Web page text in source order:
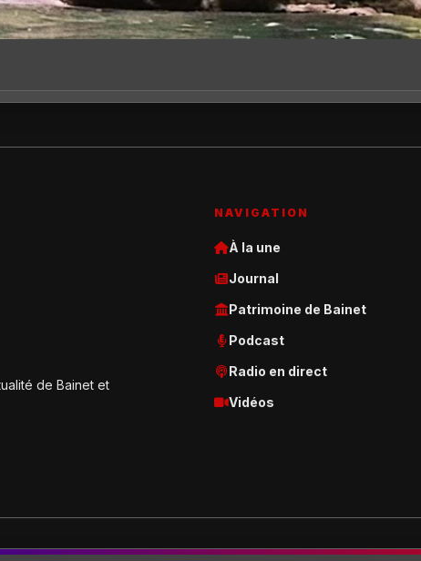
de Bainet et
NAVIGATION
À la une
Journal
Patrimoine de Bainet
Podcast
Radio en direct
Vidéos